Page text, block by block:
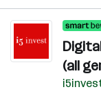
(all